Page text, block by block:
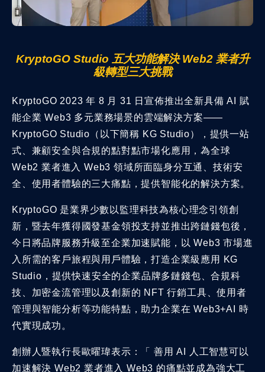
KryptoGO Studio 五大功能解決 Web2 業者升
級轉型三大挑戰
KryptoGO 2023 年 8 月 31 日宣佈推出全新具備 AI 賦
能企業 Web3 多元業務場景的雲端解決方案——
KryptoGO Studio（以下簡稱 KG Studio），提供一站
式、兼顧安全與合規的點對點市場化應用，為全球
Web2 業者進入 Web3 領域所面臨身分互通、技術安
全、使用者體驗的三大痛點，提供智能化的解決方案。
KryptoGO 是業界少數以監理科技為核心理念引領創
新，暨去年獲得國發基金領投支持並推出跨鏈錢包後，
今日將品牌服務升級至企業加速賦能，以 Web3 市場進
入所需的客戶旅程與用戶體驗，打造企業級應用 KG
Studio，提供快速安全的企業品牌多鏈錢包、合規科
技、加密金流管理以及創新的 NFT 行銷工具、使用者
管理與智能分析等功能特點，助力企業在 Web3+AI 時
代實現成功。
創辦人暨執行長歐曜瑋表示：「 善用 AI 人工智慧可以
加速解決 Web2 業者進入 Web3 的痛點並成為強大工